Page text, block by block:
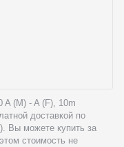
A (M) - A (F), 10m
доставкой по
Вы можете купить за
стоимость не